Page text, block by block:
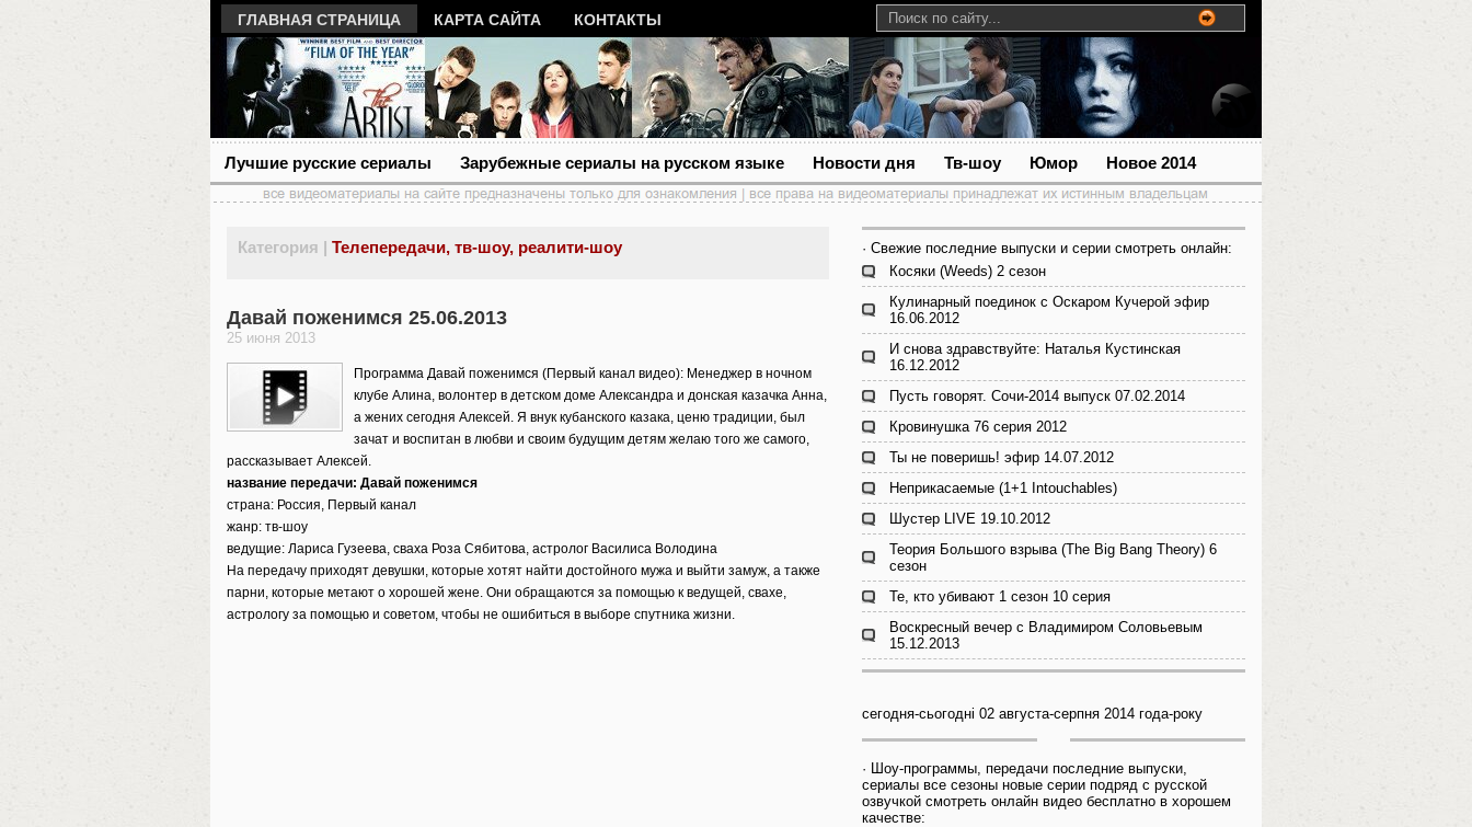
ГЛАВНАЯ СТРАНИЦА КАРТА САЙТА КОНТАКТЫ
Лучшие русские сериалы Зарубежные сериалы на русском языке Новости дня Тв-шоу Юмор Новое 2014
Категория | Телепередачи, тв-шоу, реалити-шоу
Давай поженимся 25.06.2013
25 июня 2013
Программа Давай поженимся (Первый канал видео): Менеджер в ночном
клубе Алина, волонтер в детском доме Александра и донская казачка Анна,
а жених сегодня Алексей. Я внук кубанского казака, ценю традиции, был
зачат и воспитан в любви и своим будущим детям желаю того же самого,
рассказывает Алексей.
название передачи: Давай поженимся
страна: Россия, Первый канал
жанр: тв-шоу
ведущие: Лариса Гузеева, сваха Роза Сябитова, астролог Василиса Володина
На передачу приходят девушки, которые хотят найти достойного мужа и выйти замуж, а также
парни, которые метают о хорошей жене. Они обращаются за помощью к ведущей, свахе,
астрологу за помощью и советом, чтобы не ошибиться в выборе спутника жизни.
· Свежие последние выпуски и серии смотреть онлайн:
Косяки (Weeds) 2 сезон
Кулинарный поединок с Оскаром Кучерой эфир
16.06.2012
И снова здравствуйте: Наталья Кустинская
16.12.2012
Пусть говорят. Сочи-2014 выпуск 07.02.2014
Кровинушка 76 серия 2012
Ты не поверишь! эфир 14.07.2012
Неприкасаемые (1+1 Intouchables)
Шустер LIVE 19.10.2012
Теория Большого взрыва (The Big Bang Theory) 6
сезон
Те, кто убивают 1 сезон 10 серия
Воскресный вечер с Владимиром Соловьевым
15.12.2013
сегодня-сьогодні 02 августа-серпня 2014 года-року
· Шоу-программы, передачи последние выпуски,
сериалы все сезоны новые серии подряд с русской
озвучкой смотреть онлайн видео бесплатно в хорошем
качестве: